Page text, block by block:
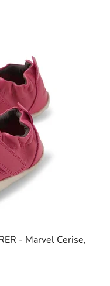
- Marvel Cerise,